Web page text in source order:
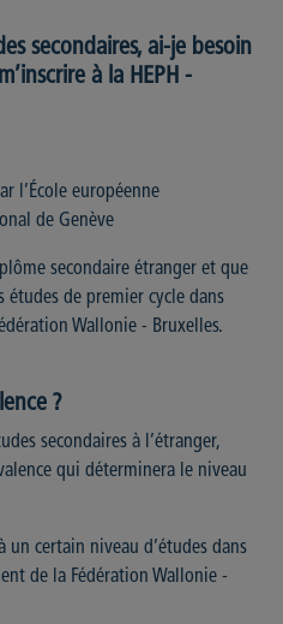
secondaires, ai-je besoin
à la HEPH -
l’École européenne
de Genève
secondaire étranger et que
études de premier cycle dans
Wallonie - Bruxelles.
?
secondaires à l’étranger,
qui déterminera le niveau
un certain niveau d’études dans
de la Fédération Wallonie -